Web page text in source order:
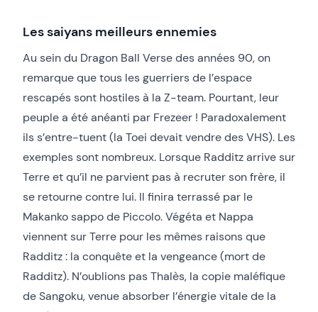
Les saiyans meilleurs ennemies
Au sein du Dragon Ball Verse des années 90, on
remarque que tous les guerriers de l’espace
rescapés sont hostiles à la Z-team. Pourtant, leur
peuple a été anéanti par Frezeer ! Paradoxalement
ils s’entre-tuent (la Toei devait vendre des VHS). Les
exemples sont nombreux. Lorsque Radditz arrive sur
Terre et qu’il ne parvient pas à recruter son frère, il
se retourne contre lui. Il finira terrassé par le
Makanko sappo de Piccolo. Végéta et Nappa
viennent sur Terre pour les mêmes raisons que
Radditz : la conquête et la vengeance (mort de
Radditz). N’oublions pas Thalès, la copie maléfique
de Sangoku, venue absorber l’énergie vitale de la